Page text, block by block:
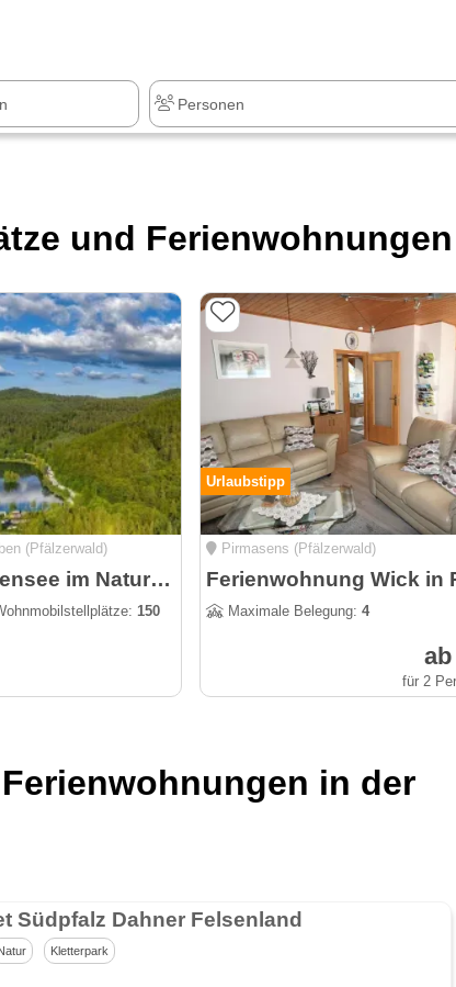
und
(Pfälzerwald)
Camping Clausensee im Naturpark Pfälzerwald
150
Urlaubstipp
Pirmasens (Pfälzerwald)
Maximale Belegung: 4
ab
für 2
in der
Südpfalz Dahner Felsenland
Kletterpark